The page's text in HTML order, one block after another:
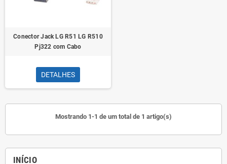
INÍCIO
Conector Jack LG R51 LG R510
Pj322 com Cabo
DETALHES
Mostrando 1-1 de um total de 1 artigo(s)